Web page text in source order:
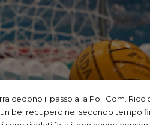
cedono il passo alla Pol. Com.
bel recupero nel secondo tempo